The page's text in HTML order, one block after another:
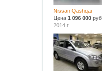
Nissan Qashqai
Цена1 096 000 руб.
2014 г.